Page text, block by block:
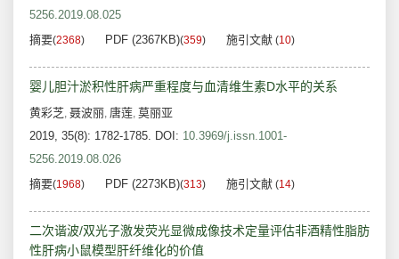
5256.2019.08.025
摘要(2368) PDF (2367KB)(359) 施引文献 (10)
婴儿胆汁淤积性肝病严重程度与血清维生素D水平的关系
黄彩芝, 聂波丽, 唐莲, 莫丽亚
2019, 35(8): 1782-1785. DOI: 10.3969/j.issn.1001-
5256.2019.08.026
摘要(1968) PDF (2273KB)(313) 施引文献 (14)
二次谐波/双光子激发荧光显微成像技术定量评估非酒精性脂肪
性肝病小鼠模型肝纤维化的价值